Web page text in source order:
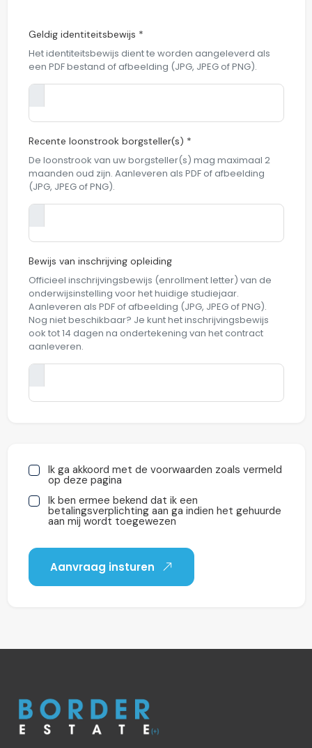
Geldig identiteitsbewijs *
Het identiteitsbewijs dient te worden aangeleverd als
een PDF bestand of afbeelding (JPG, JPEG of PNG).
Recente loonstrook borgsteller(s) *
De loonstrook van uw borgsteller(s) mag maximaal 2
maanden oud zijn. Aanleveren als PDF of afbeelding
(JPG, JPEG of PNG).
Bewijs van inschrijving opleiding
Officieel inschrijvingsbewijs (enrollment letter) van de
onderwijsinstelling voor het huidige studiejaar.
Aanleveren als PDF of afbeelding (JPG, JPEG of PNG).
Nog niet beschikbaar? Je kunt het inschrijvingsbewijs
ook tot 14 dagen na ondertekening van het contract
aanleveren.
Ik ga akkoord met de voorwaarden zoals vermeld
op deze pagina
Ik ben ermee bekend dat ik een
betalingsverplichting aan ga indien het gehuurde
aan mij wordt toegewezen
Aanvraag insturen